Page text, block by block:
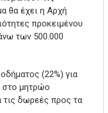
θα έχει η Αρχή
προκειμένου
των 500.000
(22%) για
στο μητρώο
τις δωρεές προς τα